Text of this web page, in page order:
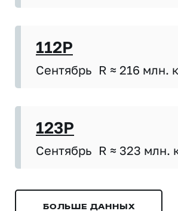
112P
Сентябрь R ≈ 216 млн.
123P
Сентябрь R ≈ 323 млн.
БОЛЬШЕ ДАННЫХ